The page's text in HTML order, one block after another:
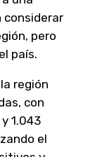
considerar
pero
país.
región
con
1.043
el